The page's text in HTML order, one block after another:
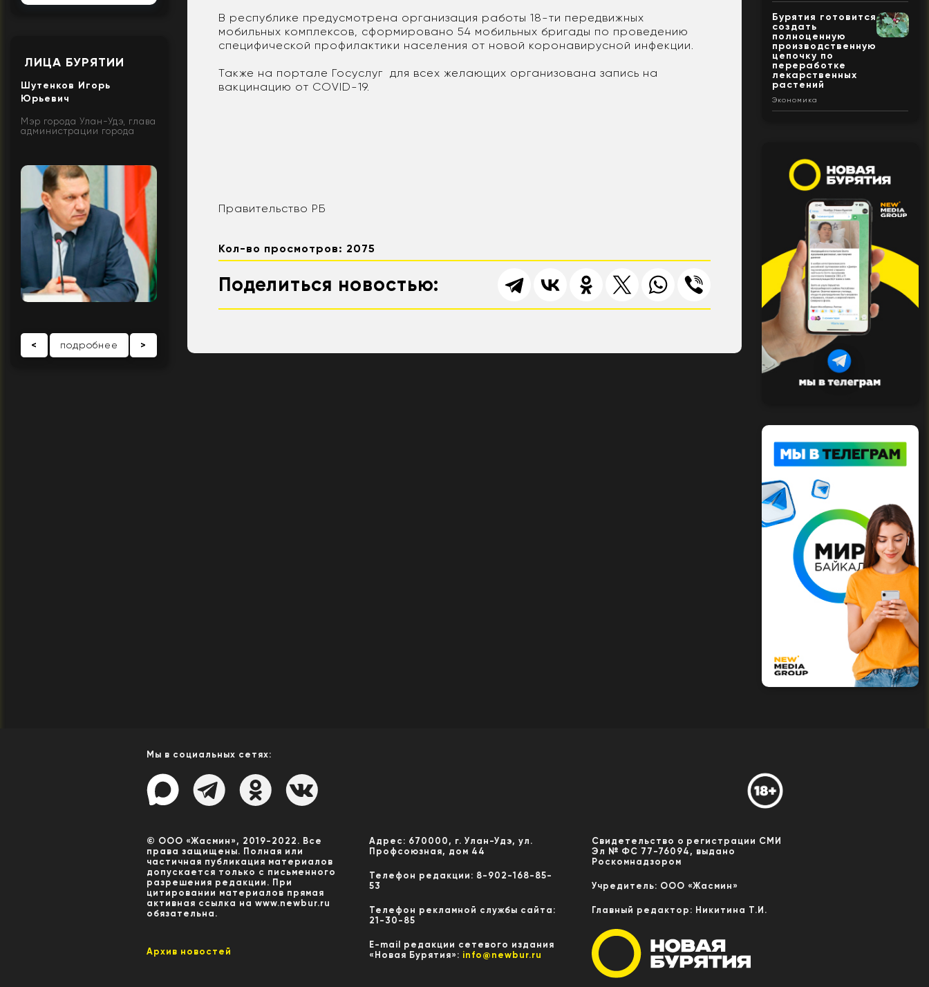
ЛИЦА БУРЯТИИ
Шутенков Игорь
Юрьевич
Мэр города Улан-Удэ, глава
администрации города
< подробнее >
В республике предусмотрена организация работы 18-ти передвижных
мобильных комплексов, сформировано 54 мобильных бригады по проведению
специфической профилактики населения от новой коронавирусной инфекции.
Также на портале Госуслуг для всех желающих организована запись на
вакцинацию от COVID-19.
Правительство РБ
Кол-во просмотров: 2075
Поделиться новостью:
Бурятия готовится
создать
полноценную
производственную
цепочку по
переработке
лекарственных
растений
Экономика
Мы в социальных сетях:
© ООО «Жасмин», 2019-2022. Все
права защищены. Полная или
частичная публикация материалов
допускается только с письменного
разрешения редакции. При
цитировании материалов прямая
активная ссылка на www.newbur.ru
обязательна.
Архив новостей
Адрес: 670000, г. Улан-Удэ, ул.
Профсоюзная, дом 44
Телефон редакции: 8-902-168-85-
53
Телефон рекламной службы сайта:
21-30-85
E-mail редакции сетевого издания
«Новая Бурятия»: info@newbur.ru
Свидетельство о регистрации СМИ
Эл № ФС 77-76094, выдано
Роскомнадзором
Учредитель: ООО «Жасмин»
Главный редактор: Никитина Т.И.